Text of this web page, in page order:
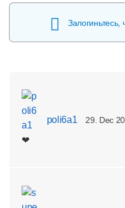
poli6a1 29. Dec
❤